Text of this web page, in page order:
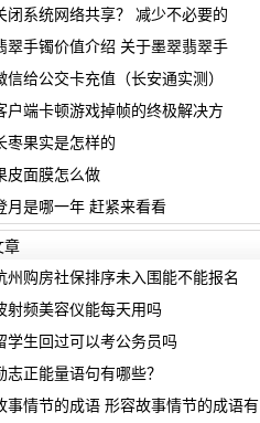
闭系统网络共享？ 减少不必要的
翠手镯价值介绍 关于墨翠翡翠手
信给公交卡充值（长安通实测）
户端卡顿游戏掉帧的终极解决方
枣果实是怎样的
皮面膜怎么做
月是哪一年 赶紧来看看
章
州购房社保排序未入围能不能报名
射频美容仪能每天用吗
学生回过可以考公务员吗
志正能量语句有哪些？
事情节的成语 形容故事情节的成语有